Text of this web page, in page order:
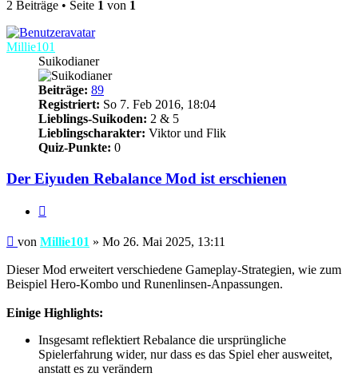
2 Beiträge • Seite 1 von 1
Millie101
Suikodianer
Beiträge: 89
Registriert: So 7. Feb 2016, 18:04
Lieblings-Suikoden: 2 & 5
Lieblingscharakter: Viktor und Flik
Quiz-Punkte: 0
Der Eiyuden Rebalance Mod ist erschienen
Beitrag
von Millie101 » Mo 26. Mai 2025, 13:11
Dieser Mod erweitert verschiedene Gameplay-Strategien, wie zum
Beispiel Hero-Kombo und Runenlinsen-Anpassungen.
Einige Highlights:
Insgesamt reflektiert Rebalance die ursprüngliche
Spielerfahrung wider, nur dass es das Spiel eher ausweitet,
anstatt es zu verändern